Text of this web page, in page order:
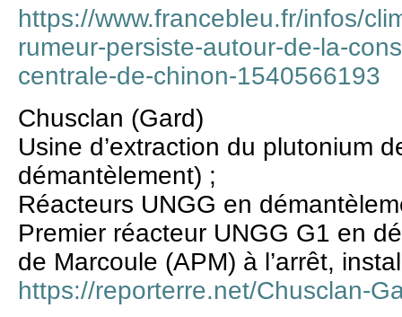
https://www.francebleu.fr/infos/
rumeur-persiste-autour-de-la-
centrale-de-chinon-1540566193
Chusclan (Gard)
Usine d’extraction du plutonium
démantèlement) ;
Réacteurs UNGG en
Premier réacteur UNGG G1 en
de Marcoule (APM) à l’arrêt,
https://reporterre.net/Chusclan-